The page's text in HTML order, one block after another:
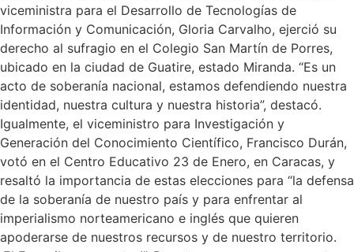
viceministra para el Desarrollo de Tecnologías de
Información y Comunicación, Gloria Carvalho, ejerció su
derecho al sufragio en el Colegio San Martín de Porres,
ubicado en la ciudad de Guatire, estado Miranda. “Es un
acto de soberanía nacional, estamos defendiendo nuestra
identidad, nuestra cultura y nuestra historia”, destacó.
Igualmente, el viceministro para Investigación y
Generación del Conocimiento Científico, Francisco Durán,
votó en el Centro Educativo 23 de Enero, en Caracas, y
resaltó la importancia de estas elecciones para “la defensa
de la soberanía de nuestro país y para enfrentar al
imperialismo norteamericano e inglés que quieren
apoderarse de nuestros recursos y de nuestro territorio.